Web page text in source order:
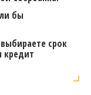
бы
срок
кредит